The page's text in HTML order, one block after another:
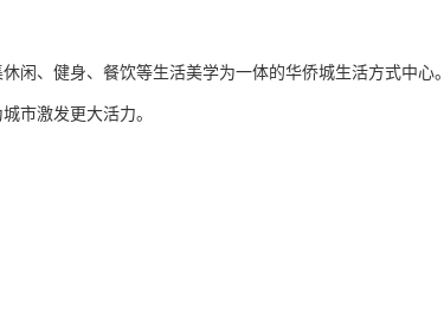
闲、健身、餐饮等生活美学为一体的华侨城生活方式中心。
市激发更大活力。